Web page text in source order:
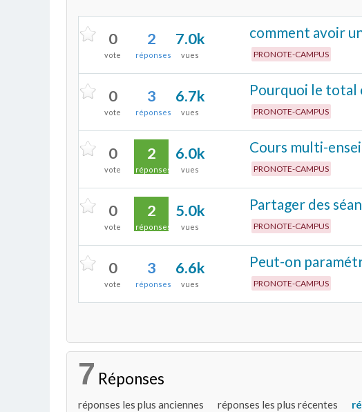
0
vote
2
réponses
7.0k
vues
comment avoir
PRONOTE-CAMPUS
0
vote
3
réponses
6.7k
vues
Pourquoi le total
PRONOTE-CAMPUS
0
vote
2
réponses
6.0k
vues
Cours multi-
PRONOTE-CAMPUS
0
vote
2
réponses
5.0k
vues
Partager des
PRONOTE-CAMPUS
0
vote
3
réponses
6.6k
vues
Peut-on
PRONOTE-CAMPUS
7 Réponses
réponses les plus anciennes réponses les plus récentes